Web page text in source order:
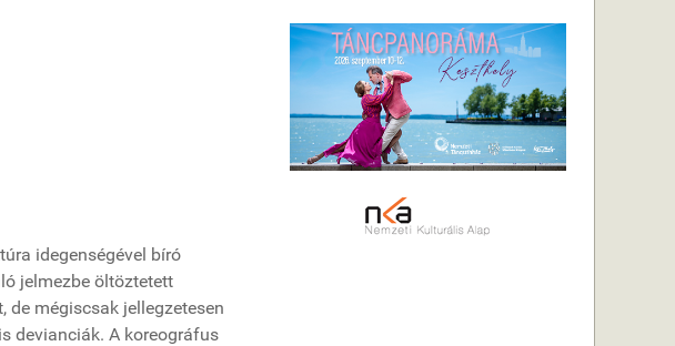
idegenségével bíró
jelmezbe öltöztetett
mégiscsak jellegzetesen
devianciák. A koreográfus